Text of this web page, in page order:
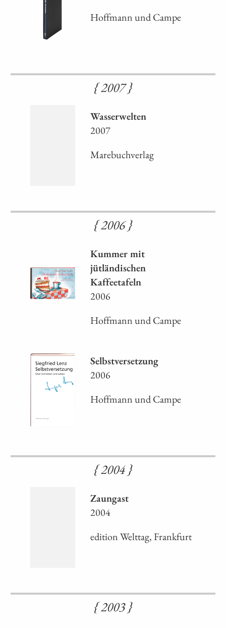
Hoffmann und Campe
{ 2007 }
Wasserwelten
2007
Marebuchverlag
{ 2006 }
Kummer mit
jütländischen
Kaffeetafeln
2006
Hoffmann und Campe
Selbstversetzung
2006
Hoffmann und Campe
{ 2004 }
Zaungast
2004
edition Welttag, Frankfurt
{ 2003 }